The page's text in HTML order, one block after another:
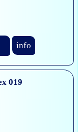
info